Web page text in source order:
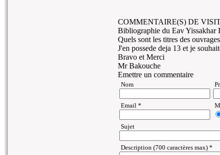
COMMENTAIRE(S) DE
Bibliographie du Eav
Quels sont les titres des
J'en possede deja 13 et je
Bravo et Merci
Mr Bakouche
Emettre un commentaire
Nom
Email *
Sujet
Description (700 caractères max) *